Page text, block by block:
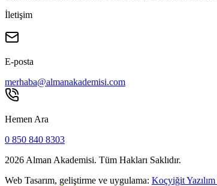
İletişim
E-posta
merhaba@almanakademisi.com
Hemen Ara
0 850 840 8303
2026 Alman Akademisi. Tüm Hakları Saklıdır.
Web Tasarım, geliştirme ve uygulama: Koçyiğit Yazılım